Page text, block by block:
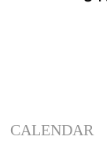
CALENDAR